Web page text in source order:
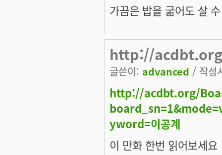
가끔은 밥을 굶어도 살
http://
글쓴이: advanced / 작성
http://acdbt.org/
yword=이공계
이 만화 한번 읽어보세요